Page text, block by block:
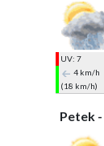
UV: 7
4 km/h
(18 km/h)
Petek